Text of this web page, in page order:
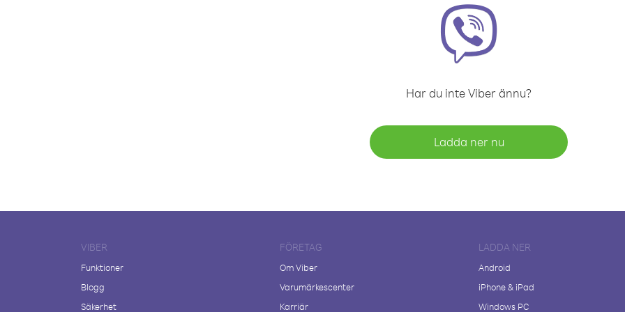
Har du inte Viber ännu?
Ladda ner nu
VIBER
Funktioner
Blogg
Säkerhet
FÖRETAG
Om Viber
Varumärkescenter
Karriär
LADDA NER
Android
iPhone & iPad
Windows PC